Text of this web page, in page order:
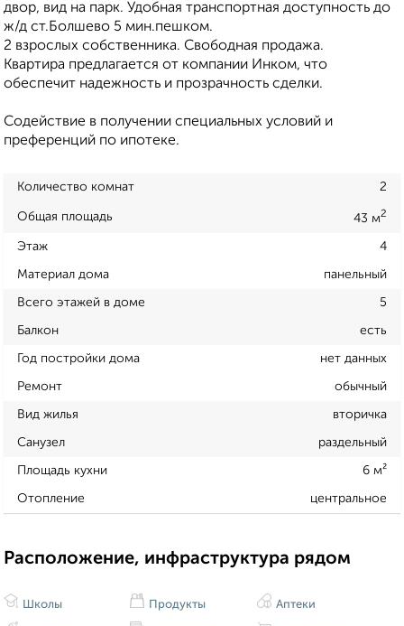
двор, вид на парк. Удобная транспортная доступность до
ж/д ст.Болшево 5 мин.пешком.
2 взрослых собственника. Свободная продажа.
Квартира предлагается от компании Инком, что
обеспечит надежность и прозрачность сделки.
Содействие в получении специальных условий и
преференций по ипотеке.
Количество комнат 2
Общая площадь 43 м2
Этаж 4
Материал дома панельный
Всего этажей в доме 5
Балкон есть
Год постройки дома нет данных
Ремонт обычный
Вид жилья вторичка
Санузел раздельный
Площадь кухни 6 м²
Отопление центральное
Расположение, инфраструктура рядом
Школы Продукты Аптеки